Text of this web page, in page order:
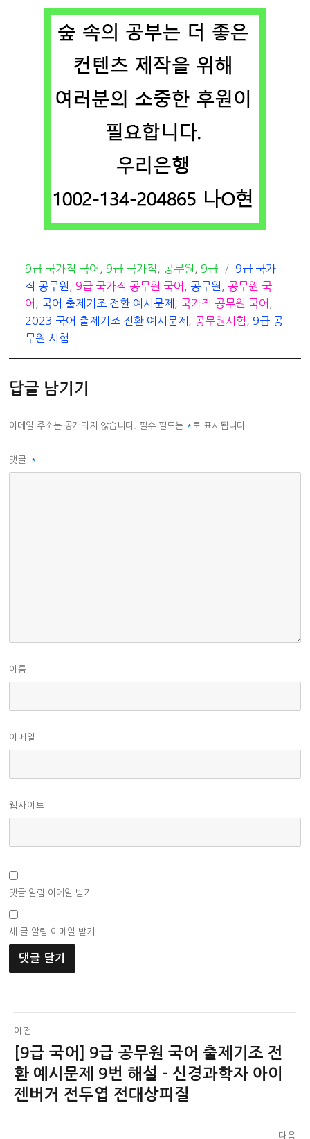
카
테
고
리
9급 국가직 국어 ,9급 국가직 공무원 ,9급
태
그
9급 국가
직 공무원
,9급 국가직 공무원 국어 공무원
공무원 국
어
국어 출제기조 전환 예시문제 국가직 공무원 국어
2023 국어 출제기조 전환 예시문제
공무원시험 ,9급 공
무원 시험
답글 남기기
이메일 주소는 공개되지 않습니다. 필수 필드는 * 로 표시됩니다
댓글 *
이름
이메일
웹사이트
댓글 알림 이메일 받기
새 글 알림 이메일 받기
글
탐
색
이전
이
전
글:
[9급 국어] 9급 공무원 국어 출제기조 전
환 예시문제 9번 해설 – 신경과학자 아이
젠버거 전두엽 전대상피질
다음